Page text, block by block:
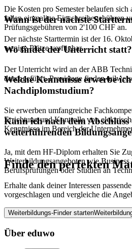
Die Kosten pro Semester belaufen
fallen einmalige Einschreibegebühren
Prüfungsgebühren von 2'100 CHF an.
Wann ist der nächste
Der nächste Starttermin ist der 16.
wenige Plätze verfügbar.
Wo findet der Unterricht statt?
Der Unterricht wird an der ABB
durchgeführt. Praxistage finden
Welche Kenntnisse erwerbe
Nachdiplomstudium?
Sie erwerben umfangreiche
Errichtung und Kontrolle von
Kenntnisse im Bereich der
Kann ich nach dem Abschluss
weiterführenden
Ja, mit dem HF-Diplom erhalten Sie
Weiterbildungsangeboten wie
Berufsprüfungen oder Studien an
Finde den perfekten
Erhalte dank deiner Interessen
vorgeschlagen und vergleiche die
Weiterbildungs-Finder starten
Über eduwo